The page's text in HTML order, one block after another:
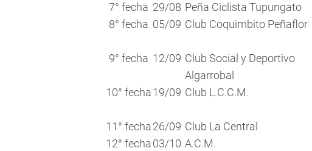
7° fecha 29/08 Peña Ciclista Tupungato
8° fecha 05/09 Club Coquimbito Peñaflor
9° fecha 12/09 Club Social y Deportivo
Algarrobal
10° fecha19/09 Club L.C.C.M.
11° fecha26/09 Club La Central
12° fecha03/10 A.C.M.